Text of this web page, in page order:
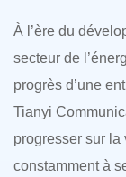
À l’ère du
secteur de
progrès d’une
Tianyi
progresser sur
constamment à